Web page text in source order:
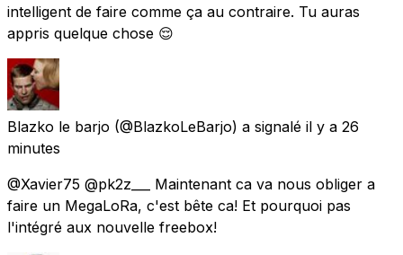
intelligent de faire comme ça au contraire. Tu auras
appris quelque chose 😌
Blazko le barjo (@BlazkoLeBarjo) a signalé il y a 26
minutes
@Xavier75 @pk2z___ Maintenant ca va nous obliger a
faire un MegaLoRa, c'est bête ca! Et pourquoi pas
l'intégré aux nouvelle freebox!